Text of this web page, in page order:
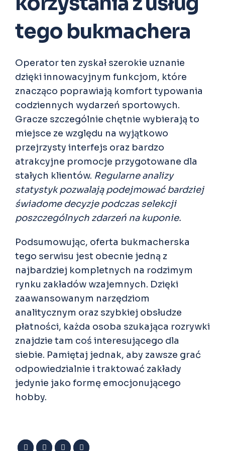
tego bukmachera
Operator ten zyskał szerokie uznanie
dzięki innowacyjnym funkcjom, które
znacząco poprawiają komfort typowania
codziennych wydarzeń sportowych.
Gracze szczególnie chętnie wybierają to
miejsce ze względu na wyjątkowo
przejrzysty interfejs oraz bardzo
atrakcyjne promocje przygotowane dla
stałych klientów. Regularne analizy
statystyk pozwalają podejmować bardziej
świadome decyzje podczas selekcji
poszczególnych zdarzeń na kuponie.
Podsumowując, oferta bukmacherska
tego serwisu jest obecnie jedną z
najbardziej kompletnych na rodzimym
rynku zakładów wzajemnych. Dzięki
zaawansowanym narzędziom
analitycznym oraz szybkiej obsłudze
płatności, każda osoba szukająca rozrywki
znajdzie tam coś interesującego dla
siebie. Pamiętaj jednak, aby zawsze grać
odpowiedzialnie i traktować zakłady
jedynie jako formę emocjonującego
hobby.